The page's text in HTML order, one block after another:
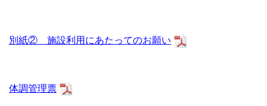
別紙② 施設利用にあたってのお願い
体調管理票